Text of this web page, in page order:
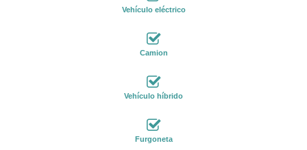
Vehículo eléctrico
Camion
Vehículo híbrido
Furgoneta